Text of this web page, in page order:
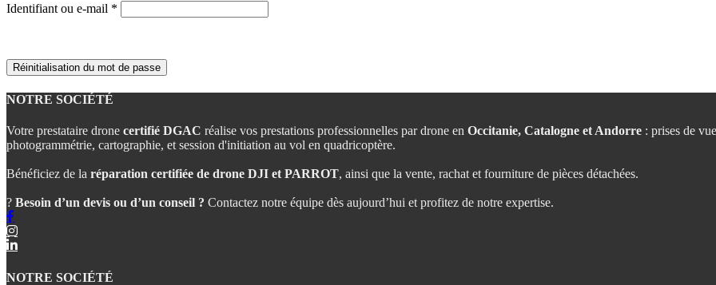
Identifiant ou e-mail *
Réinitialisation du mot de passe
NOTRE SOCIÉTÉ
Votre prestataire drone certifié DGAC réalise vos prestations professionnelles par drone en Occitanie, Catalogne et Andorre : prises de
photogrammétrie, cartographie, et session d'initiation au vol en quadricoptère.
Bénéficiez de la réparation certifiée de drone DJI et PARROT, ainsi que la vente, rachat et fourniture de pièces détachées.
? Besoin d’un devis ou d’un conseil ? Contactez notre équipe dès aujourd’hui et profitez de notre expertise.
NOTRE SOCIÉTÉ